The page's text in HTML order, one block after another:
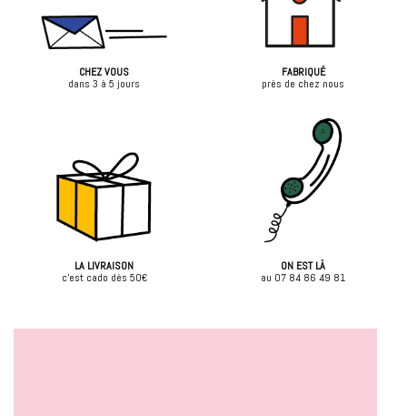
CHEZ VOUS
dans 3 à 5 jours
FABRIQUÉ
près de chez nous
LA LIVRAISON
c'est cado dès 50€
ON EST LÀ
au 07 84 86 49 81